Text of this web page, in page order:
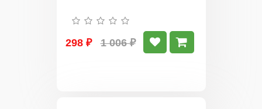
298 ₽ 1 006 ₽